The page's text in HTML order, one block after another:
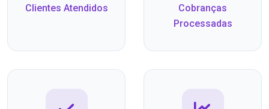
Clientes Atendidos
Cobranças
Processadas